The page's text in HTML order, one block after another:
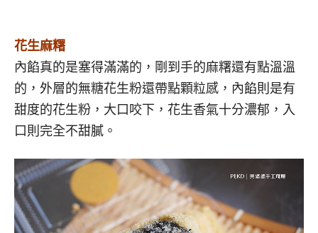
花生麻糬
內餡真的是塞得滿滿的，剛到手的麻糬還有點溫溫
的，外層的無糖花生粉還帶點顆粒感，內餡則是有
甜度的花生粉，大口咬下，花生香氣十分濃郁，入
口則完全不甜膩。